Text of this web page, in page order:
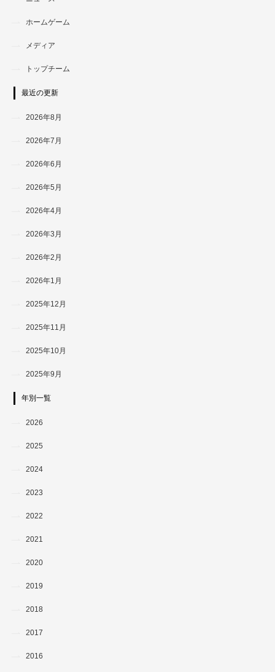
ホームゲーム
メディア
トップチーム
最近の更新
2026年8月
2026年7月
2026年6月
2026年5月
2026年4月
2026年3月
2026年2月
2026年1月
2025年12月
2025年11月
2025年10月
2025年9月
年別一覧
2026
2025
2024
2023
2022
2021
2020
2019
2018
2017
2016